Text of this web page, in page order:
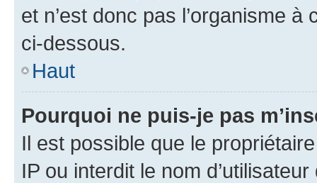
et n’est donc pas l’organisme
ci-dessous.
Haut
Pourquoi ne puis-je pas
Il est possible que le
IP ou interdit le nom